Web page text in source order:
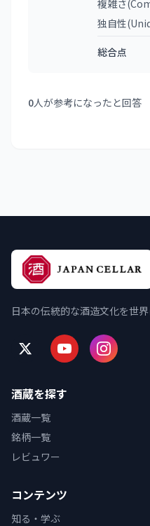
複雑さ
独自性
総合点
0人が参考になったと回答
日本の伝統的な酒造文化を世
酒蔵を探す
酒蔵一覧
銘柄一覧
レビュワー
コンテンツ
知る・学ぶ